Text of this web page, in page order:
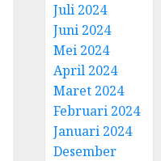
Juli 2024
Juni 2024
Mei 2024
April 2024
Maret 2024
Februari 2024
Januari 2024
Desember